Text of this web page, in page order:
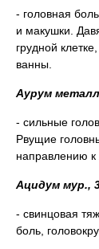
- головная
и макушки.
грудной
ванны.
Аурум
- сильные
Рвущие
направлению
Ацидум мур.,
- свинцовая
боль,